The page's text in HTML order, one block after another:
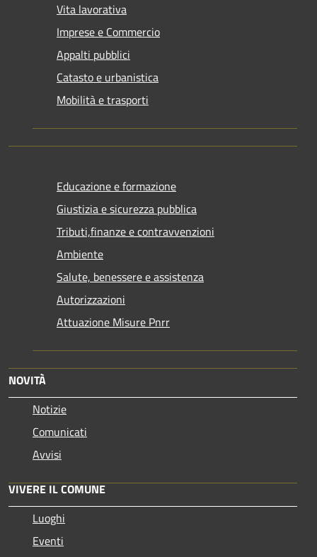
Vita lavorativa
Imprese e Commercio
Appalti pubblici
Catasto e urbanistica
Mobilità e trasporti
Educazione e formazione
Giustizia e sicurezza pubblica
Tributi,finanze e contravvenzioni
Ambiente
Salute, benessere e assistenza
Autorizzazioni
Attuazione Misure Pnrr
NOVITÀ
Notizie
Comunicati
Avvisi
VIVERE IL COMUNE
Luoghi
Eventi